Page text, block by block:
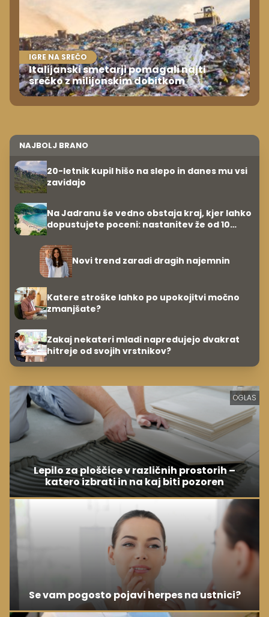
IGRE NA SREČO
Italijanski smetarji pomagali najti
srečko z milijonskim dobitkom
NAJBOLJ BRANO
20-letnik kupil hišo na slepo in danes mu vsi
zavidajo
Na Jadranu še vedno obstaja kraj, kjer lahko
dopustujete poceni: nastanitev že od 10
Novi trend zaradi dragih najemnin
Katere stroške lahko po upokojitvi močno
zmanjšate?
Zakaj nekateri mladi napredujejo dvakrat
hitreje od svojih vrstnikov?
OGLAS
Lepilo za ploščice v različnih prostorih –
katero izbrati in na kaj biti pozoren
Se vam pogosto pojavi herpes na ustnici?